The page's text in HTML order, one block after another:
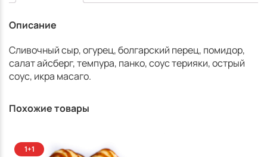
Описание
Сливочный сыр, огурец, болгарский перец, помидор,
салат айсберг, темпура, панко, соус терияки, острый
соус, икра масаго.
Похожие товары